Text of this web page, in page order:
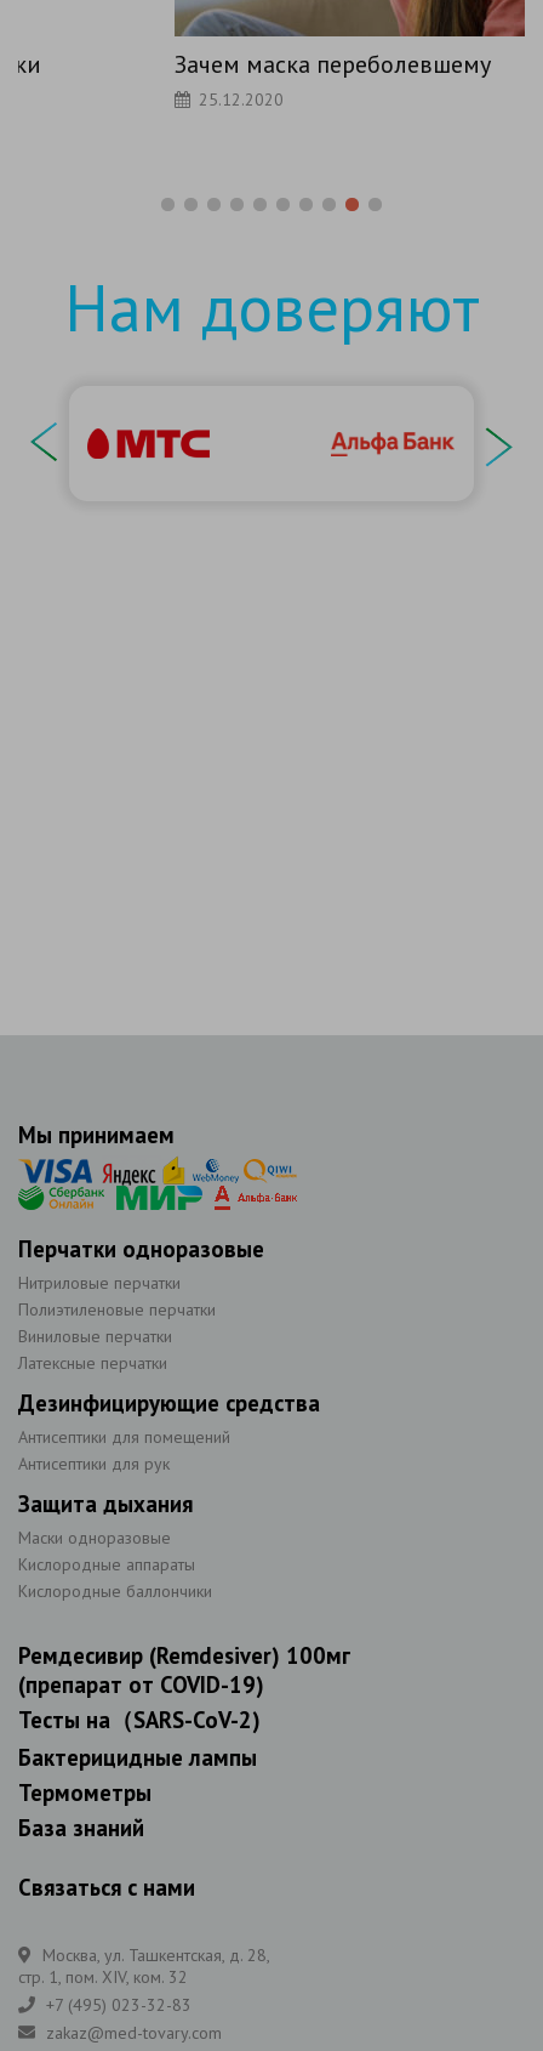
Зачем маска переболевшему
Нам доверяют
Мы принимаем
Перчатки одноразовые
Нитриловые перчатки
Полиэтиленовые перчатки
Виниловые перчатки
Латексные перчатки
Дезинфицирующие средства
Антисептики для помещений
Антисептики для рук
Защита дыхания
Маски одноразовые
Кислородные аппараты
Кислородные баллончики
Ремдесивир (Remdesiver) 100мг
(препарат от COVID-19)
Тесты на（SARS-CoV-2)
Бактерицидные лампы
Термометры
База знаний
Связаться с нами
Москва, ул. Ташкентская, д. 28,
стр. 1, пом. XIV, ком. 32
+7 (495) 023-32-83
zakaz@med-tovary.com